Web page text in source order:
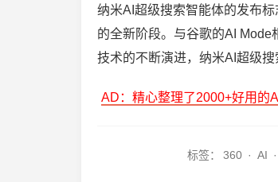
纳米AI超级搜索智能体的发布
的全新阶段。与谷歌的AI
技术的不断演进，纳米AI超级
AD：精心整理了2000+好用的
标签： 360 · AI ·